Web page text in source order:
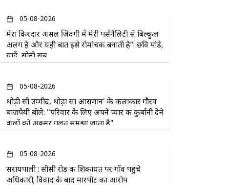
05-08-2026
मेरा किरदार असल ज़िंदगी में मेरी पर्सनैलिटी से बिल्कुल
अलग है और यही बात इसे रोमांचक बनाती है”: छवि पांडे,
यादें, सोनी सब
05-08-2026
थोड़ी सी उम्मीद, थोड़ा सा आसमान' के कलाकार गौरव
बाजपेयी बोले: "परिवार के लिए अपने प्यार की कुर्बानी देने
वालों को अक्सर गलत समझा जाता है"
05-08-2026
सरायपाली : सीसी रोड़ की शिकायत पर गाँव पहुंचे
अधिकारी; विवाद के बाद मारपीट का आरोप